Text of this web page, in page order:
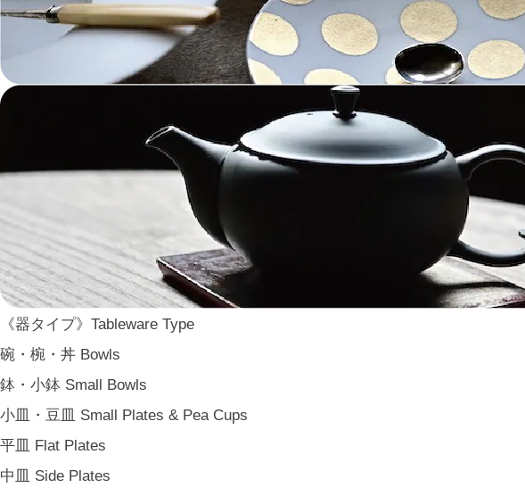
《器タイプ》Tableware Type
碗・椀・丼 Bowls
鉢・小鉢 Small Bowls
小皿・豆皿 Small Plates & Pea Cups
平皿 Flat Plates
中皿 Side Plates
その他工芸 e.t.c
《ブランド》Brands
東屋 Azmaya
二上 FUTAGAMI
畑漆器 HATA SHIKKI
織田幸銅器 Odako Douki
ARAS
WDH
WASARA
一果ニ花 icca nicca
そのほか e.t.c
《食卓》Dining